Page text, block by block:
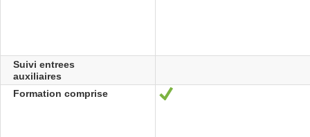
Suivi entrees
auxiliaires
Formation comprise
Oui